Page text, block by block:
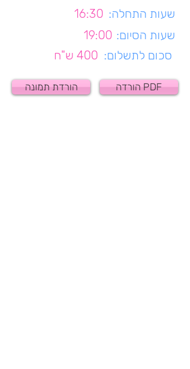
16:30 שעות התחלה:
19:00 שעות הסיום:
400 ש"ח סכום לתשלום:
הורדת תמונה הורדה PDF